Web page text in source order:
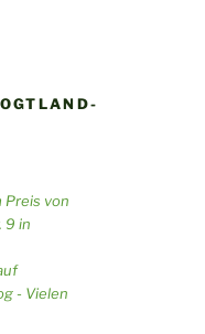
Preis von
9 in
- Vielen